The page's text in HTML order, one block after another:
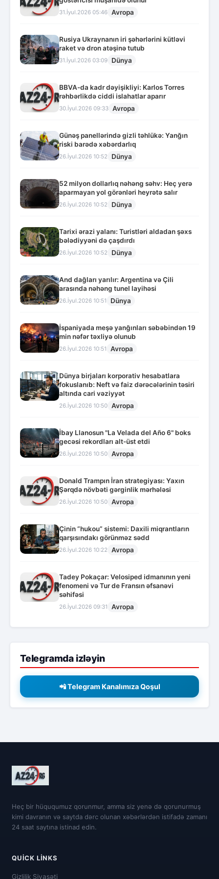
31.İyul.2026 05:46 Avropa
Rusiya Ukraynanın iri şəhərlərini kütləvi
raket və dron atəşinə tutub
31.İyul.2026 03:09 Dünya
BBVA-da kadr dəyişikliyi: Karlos Torres
rəhbərlikdə ciddi islahatlar aparır
30.İyul.2026 09:33 Avropa
Günəş panellərində gizli təhlükə: Yanğın
riski barədə xəbərdarlıq
26.İyul.2026 10:52 Dünya
52 milyon dollarlıq nəhəng səhv: Heç yerə
aparmayan yol görənləri heyrətə salır
26.İyul.2026 10:52 Dünya
Tarixi ərazi yalanı: Turistləri aldadan şəxs
bələdiyyəni də çaşdırdı
26.İyul.2026 10:52 Dünya
And dağları yarılır: Argentina və Çili
arasında nəhəng tunel layihəsi
26.İyul.2026 10:51 Dünya
İspaniyada meşə yanğınları səbəbindən 19
min nəfər təxliyə olunub
26.İyul.2026 10:51 Avropa
Dünya birjaları korporativ hesabatlara
fokuslanıb: Neft və faiz dərəcələrinin təsiri
altında cari vəziyyət
26.İyul.2026 10:50 Avropa
İbay Llanosun "La Velada del Año 6" boks
gecəsi rekordları alt-üst etdi
26.İyul.2026 10:50 Avropa
Donald Trampın İran strategiyası: Yaxın
Şərqdə növbəti gərginlik mərhələsi
26.İyul.2026 10:50 Avropa
Çinin “hukou” sistemi: Daxili miqrantların
qarşısındakı görünməz sədd
26.İyul.2026 10:22 Avropa
Tadey Pokaçar: Velosiped idmanının yeni
fenomeni və Tur de Fransın əfsanəvi
səhifəsi
26.İyul.2026 09:31 Avropa
Telegramda izləyin
📲 Telegram Kanalımıza Qoşul
Heç bir hüququmuz qorunmur, amma siz yenə də qorunurmuş
kimi davranın və saytda dərc olunan xəbərlərdən istifadə zamanı
24 saat saytına istinad edin.
QUICK LINKS
Gizlilik Siyasəti